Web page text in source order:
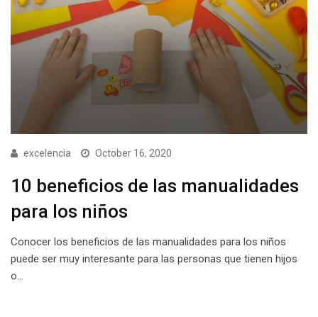
excelencia October 16, 2020
10 beneficios de las manualidades
para los niños
Conocer los beneficios de las manualidades para los niños
puede ser muy interesante para las personas que tienen hijos
o…